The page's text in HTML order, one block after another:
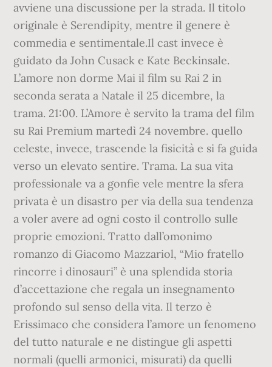
avviene una discussione per la strada. Il titolo
originale è Serendipity, mentre il genere è
commedia e sentimentale.Il cast invece è
guidato da John Cusack e Kate Beckinsale.
L’amore non dorme Mai il film su Rai 2 in
seconda serata a Natale il 25 dicembre, la
trama. 21:00. L’Amore è servito la trama del film
su Rai Premium martedì 24 novembre. quello
celeste, invece, trascende la fisicità e si fa guida
verso un elevato sentire. Trama. La sua vita
professionale va a gonfie vele mentre la sfera
privata è un disastro per via della sua tendenza
a voler avere ad ogni costo il controllo sulle
proprie emozioni. Tratto dall’omonimo
romanzo di Giacomo Mazzariol, “Mio fratello
rincorre i dinosauri” è una splendida storia
d’accettazione che regala un insegnamento
profondo sul senso della vita. Il terzo è
Erissimaco che considera l’amore un fenomeno
del tutto naturale e ne distingue gli aspetti
normali (quelli armonici, misurati) da quelli